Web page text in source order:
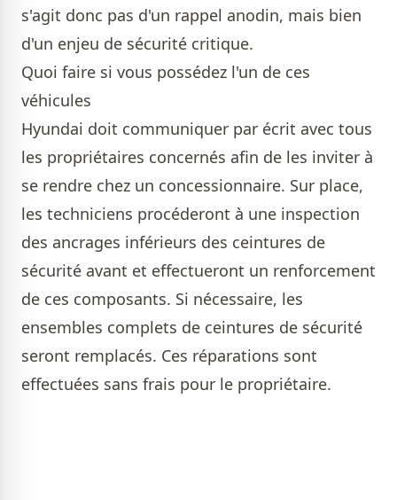
s'agit donc pas d'un rappel anodin, mais bien
d'un enjeu de sécurité critique.
Quoi faire si vous possédez l'un de ces
véhicules
Hyundai doit communiquer par écrit avec tous
les propriétaires concernés afin de les inviter à
se rendre chez un concessionnaire. Sur place,
les techniciens procéderont à une inspection
des ancrages inférieurs des ceintures de
sécurité avant et effectueront un renforcement
de ces composants. Si nécessaire, les
ensembles complets de ceintures de sécurité
seront remplacés. Ces réparations sont
effectuées sans frais pour le propriétaire.